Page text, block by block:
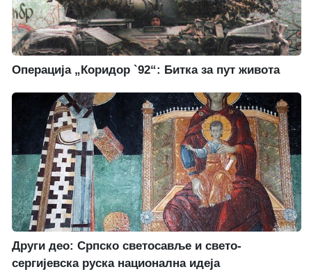
Операција „Коридор `92“: Битка за пут живота
Други део: Српско светосавље и свето-
сергијевска руска национална идеја